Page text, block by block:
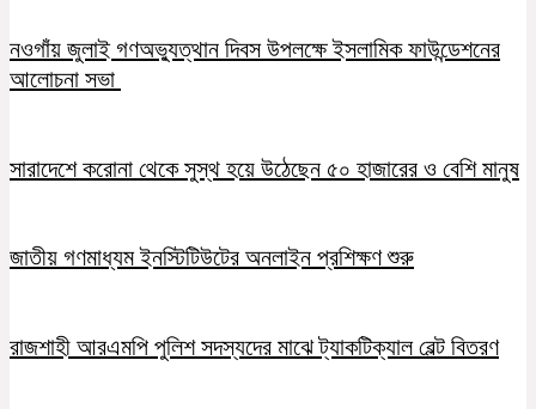
নওগাঁয় জুলাই গণঅভ্যুত্থান দিবস উপলক্ষে ইসলামিক ফাউন্ডেশনের
আলোচনা সভা
সারাদেশে করোনা থেকে সুস্থ হয়ে উঠেছেন ৫০ হাজারের ও বেশি মানুষ
জাতীয় গণমাধ্যম ইনস্টিটিউটের অনলাইন প্রশিক্ষণ শুরু
রাজশাহী আরএমপি পুলিশ সদস্যদের মাঝে ট্যাকটিক্যাল বেল্ট বিতরণ